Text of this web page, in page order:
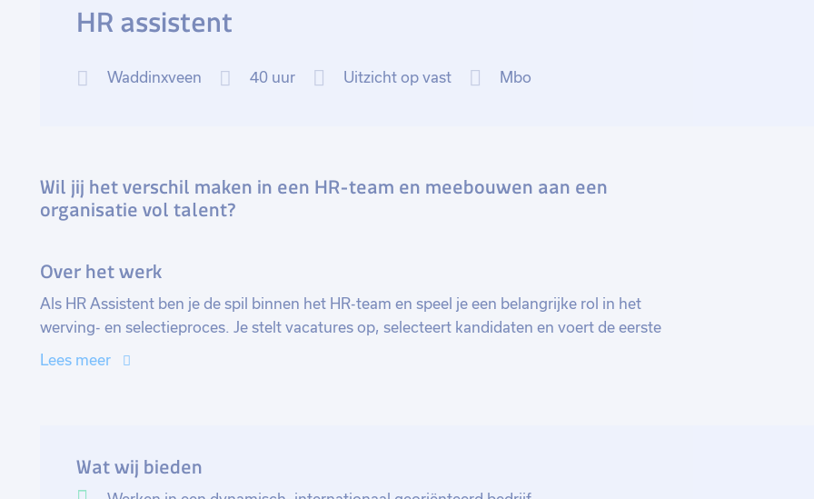
HR assistent
Waddinxveen 40 uur Uitzicht op vast Mbo
Wil jij het verschil maken in een HR-team en meebouwen aan een
organisatie vol talent?
Over het werk
Als HR Assistent ben je de spil binnen het HR-team en speel je een belangrijke rol in het
werving- en selectieproces. Je stelt vacatures op, selecteert kandidaten en voert de eerste
gesprekken. Daarnaast zorg je voor een correcte en actuele administratie van
jezelf kunt ontwikkelen. Je krijgt volop kansen voor training en cursussen. Daarnaast bieden ze
je een vaste aanstelling, waardoor je kunt bouwen aan een stabiele en duurzame carrière.
Lees meer
Wat wij bieden